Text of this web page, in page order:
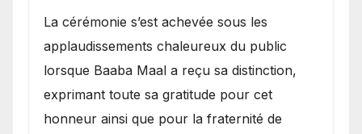
​La cérémonie s’est achevée sous les
applaudissements chaleureux du public
lorsque Baaba Maal a reçu sa distinction,
exprimant toute sa gratitude pour cet
honneur ainsi que pour la fraternité de